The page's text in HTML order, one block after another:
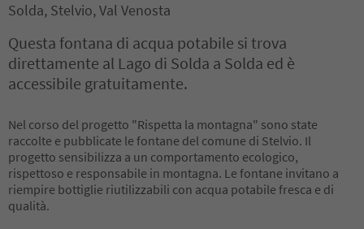
Solda, Stelvio, Val Venosta
Questa fontana di acqua potabile si trova
direttamente al Lago di Solda a Solda ed è
accessibile gratuitamente.
Nel corso del progetto "Rispetta la montagna" sono state
raccolte e pubblicate le fontane del comune di Stelvio. Il
progetto sensibilizza a un comportamento ecologico,
rispettoso e responsabile in montagna. Le fontane invitano a
riempire bottiglie riutilizzabili con acqua potabile fresca e di
qualità.